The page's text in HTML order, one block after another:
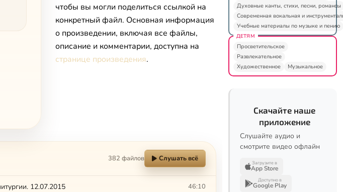
чтобы вы могли поделиться ссылкой на
конкретный файл. Основная информация
о произведении, включая все файлы,
описание и комментарии, доступна на
странице произведения.
382 файлов Слушать всё
12.07.2015 46:10
Духовные канты, стихи, песни, романсы
Современная вокальная и
Учебные материалы по музыке и пению
ДЕТЯМ
Просветительское
Развлекательное
Художественное
Музыкальное
Скачайте наше
приложение
Слушайте аудио и
смотрите видео офлайн
Загрузите в
App Store
Доступно в
Google Play